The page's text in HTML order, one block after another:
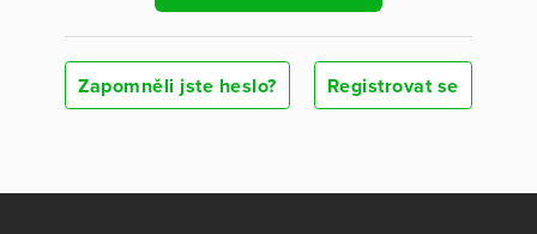
Zapomněli jste heslo? Registrovat se